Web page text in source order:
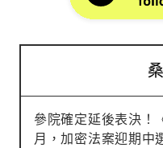
參院確定延後表決！
月，加密法案迎期中